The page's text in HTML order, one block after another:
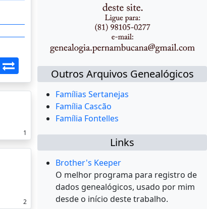
1
2
Outros Arquivos Genealógicos
Famílias Sertanejas
Família Cascão
Família Fontelles
Links
Brother's Keeper
O melhor programa para registro de
dados genealógicos, usado por mim
desde o início deste trabalho.